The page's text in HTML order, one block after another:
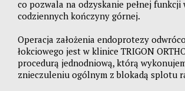
co pozwala na odzyskanie pełnej funkcji
codziennych kończyny górnej.
Operacja założenia endoprotezy
łokciowego jest w klinice TRIGON
procedurą jednodniową, którą
znieczuleniu ogólnym z blokadą splotu